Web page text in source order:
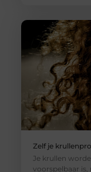
Zelf je
Je krullen
voorspelbaar is,